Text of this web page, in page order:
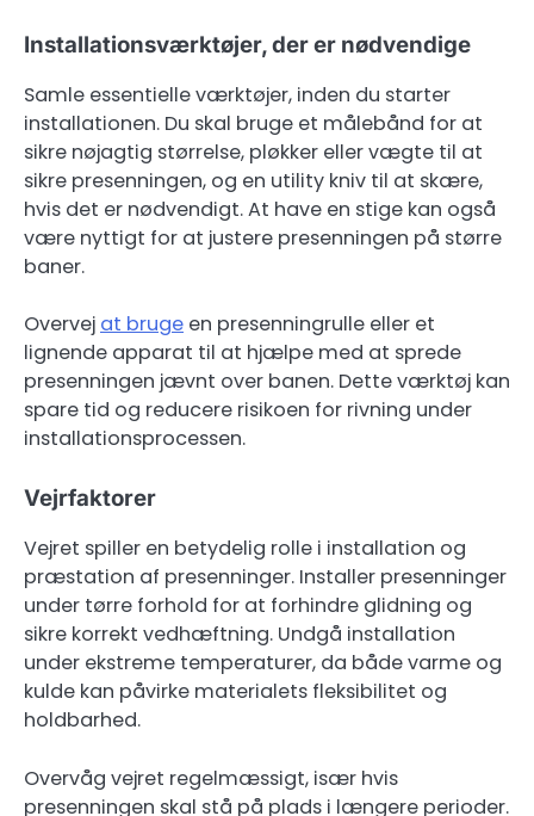
Installationsværktøjer, der er nødvendige
Samle essentielle værktøjer, inden du starter
installationen. Du skal bruge et målebånd for at
sikre nøjagtig størrelse, pløkker eller vægte til at
sikre presenningen, og en utility kniv til at skære,
hvis det er nødvendigt. At have en stige kan også
være nyttigt for at justere presenningen på større
baner.
Overvej at bruge en presenningrulle eller et
lignende apparat til at hjælpe med at sprede
presenningen jævnt over banen. Dette værktøj kan
spare tid og reducere risikoen for rivning under
installationsprocessen.
Vejrfaktorer
Vejret spiller en betydelig rolle i installation og
præstation af presenninger. Installer presenninger
under tørre forhold for at forhindre glidning og
sikre korrekt vedhæftning. Undgå installation
under ekstreme temperaturer, da både varme og
kulde kan påvirke materialets fleksibilitet og
holdbarhed.
Overvåg vejret regelmæssigt, især hvis
presenningen skal stå på plads i længere perioder.